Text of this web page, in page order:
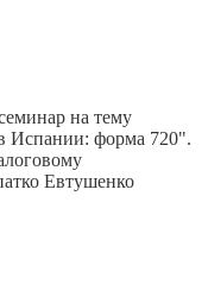
на тему
Испании: форма 720".
Евтушенко